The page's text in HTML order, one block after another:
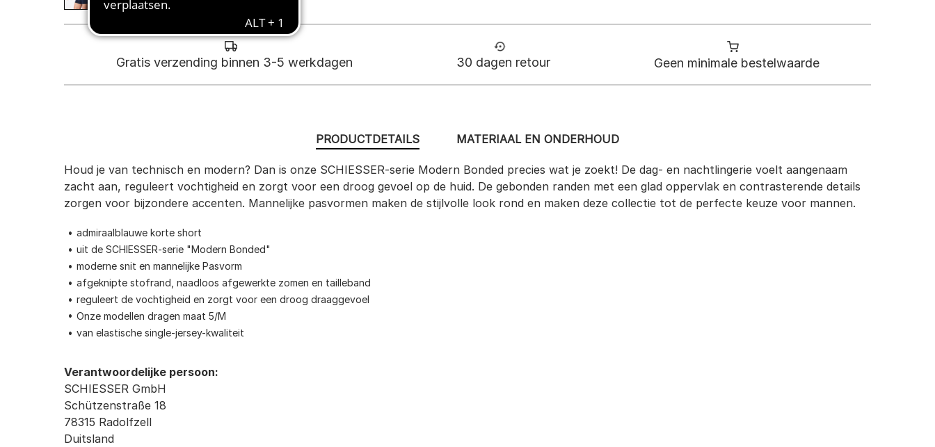
Gratis verzending binnen 3-5 werkdagen 30 dagen retour Geen minimale bestelwaarde
PRODUCTDETAILS
Houd je van technisch en modern? Dan is onze SCHIESSER-serie Modern Bonded precies wat je zoekt! De dag- en nachtlingerie voelt aangenaam
zacht aan, reguleert vochtigheid en zorgt voor een droog gevoel op de huid. De gebonden randen met een glad oppervlak en contrasterende details
zorgen voor bijzondere accenten. Mannelijke pasvormen maken de stijlvolle look rond en maken deze collectie tot de perfecte keuze voor mannen.
admiraalblauwe korte short
uit de SCHIESSER-serie "Modern Bonded"
moderne snit en mannelijke Pasvorm
afgeknipte stofrand, naadloos afgewerkte zomen en tailleband
reguleert de vochtigheid en zorgt voor een droog draaggevoel
Onze modellen dragen maat 5/M
van elastische single-jersey-kwaliteit
Verantwoordelijke persoon:
SCHIESSER GmbH
Schützenstraße 18
78315 Radolfzell
Duitsland
MATERIAAL EN ONDERHOUD